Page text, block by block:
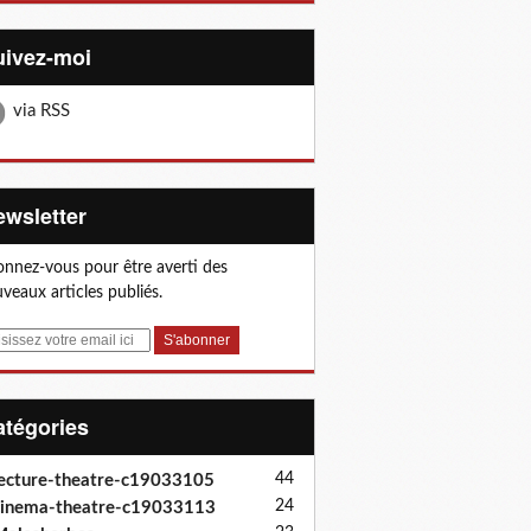
moi
via RSS
vous pour être averti des
articles publiés.
theatre-c19033105 44
theatre-c19033113 24